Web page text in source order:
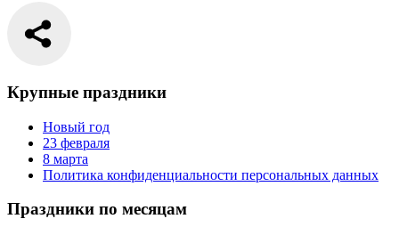
Крупные праздники
Новый год
23 февраля
8 марта
Политика конфиденциальности персональных данных
Праздники по месяцам